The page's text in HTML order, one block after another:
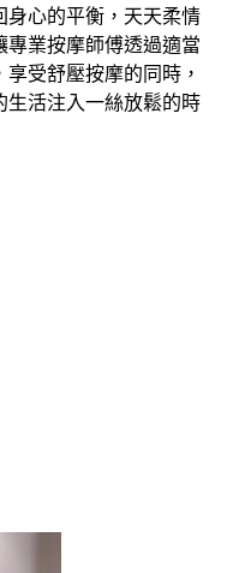
身心的平衡，天天柔情
業按摩師傅透過適當
受舒壓按摩的同時，
生活注入一絲放鬆的時